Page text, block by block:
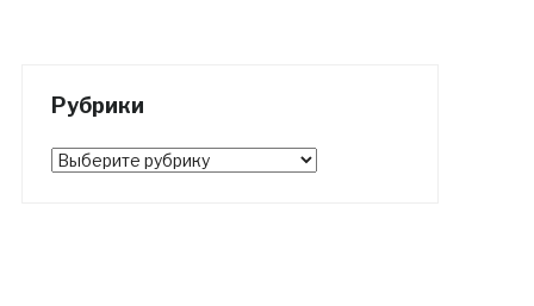
Рубрики
Рубрики